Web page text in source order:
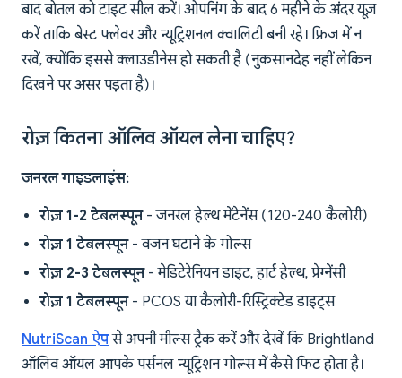
बाद बोतल को टाइट सील करें। ओपनिंग के बाद 6 महीने के अंदर यूज़
करें ताकि बेस्ट फ्लेवर और न्यूट्रिशनल क्वालिटी बनी रहे। फ्रिज में न
रखें, क्योंकि इससे क्लाउडीनेस हो सकती है (नुकसानदेह नहीं लेकिन
दिखने पर असर पड़ता है)।
रोज़ कितना ऑलिव ऑयल लेना चाहिए?
जनरल गाइडलाइंस:
रोज़ 1-2 टेबलस्पून- जनरल हेल्थ मेंटेनेंस (120-240 कैलोरी)
रोज़ 1 टेबलस्पून- वजन घटाने के गोल्स
रोज़ 2-3 टेबलस्पून- मेडिटेरेनियन डाइट, हार्ट हेल्थ, प्रेग्नेंसी
रोज़ 1 टेबलस्पून- PCOS या कैलोरी-रिस्ट्रिक्टेड डाइट्स
NutriScan ऐपसे अपनी मील्स ट्रैक करें और देखें कि Brightland
ऑलिव ऑयल आपके पर्सनल न्यूट्रिशन गोल्स में कैसे फिट होता है।